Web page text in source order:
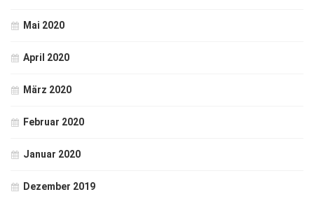
Mai 2020
April 2020
März 2020
Februar 2020
Januar 2020
Dezember 2019